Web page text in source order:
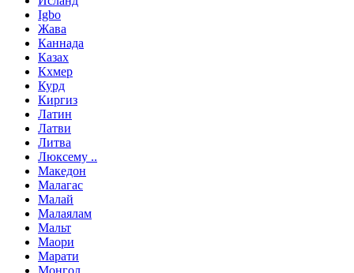
Igbo
Жава
Каннада
Казах
Кхмер
Курд
Киргиз
Латин
Латви
Литва
Люксему ..
Македон
Малагас
Малай
Малаялам
Мальт
Маори
Марати
Монгол